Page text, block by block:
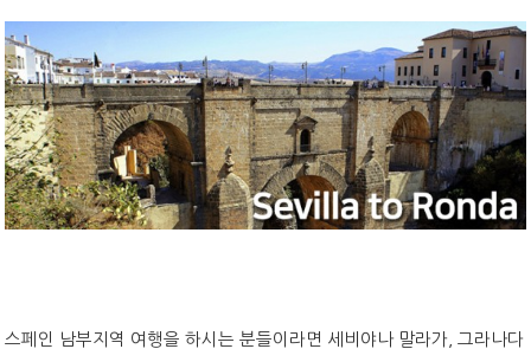
스페인 남부지역 여행을 하시는 분들이라면 세비야나 말라가, 그라나다